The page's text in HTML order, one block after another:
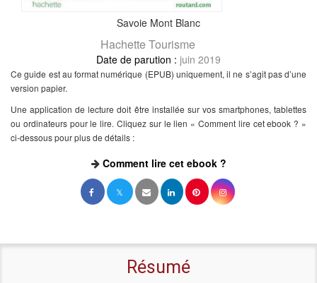
Savoie Mont Blanc
Hachette Tourisme
juin 2019
Ce guide est au format numérique (EPUB) uniquement, il ne s’agit pas d’une
version papier.
Une application de lecture doit être installée sur vos smartphones, tablettes
ou ordinateurs pour le lire. Cliquez sur le lien « Comment lire cet ebook ? »
ci-dessous pour plus de détails :
Comment lire cet ebook ?
Résumé